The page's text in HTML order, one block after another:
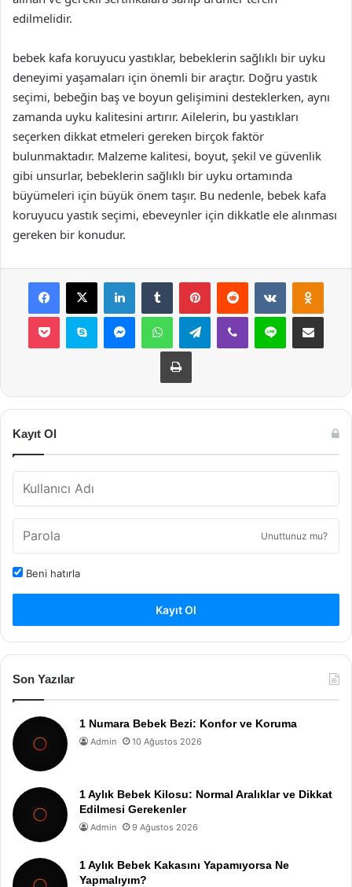
edilmelidir.
bebek kafa koruyucu yastıklar, bebeklerin sağlıklı bir uyku
deneyimi yaşamaları için önemli bir araçtır. Doğru yastık
seçimi, bebeğin baş ve boyun gelişimini desteklerken, aynı
zamanda uyku kalitesini artırır. Ailelerin, bu yastıkları
seçerken dikkat etmeleri gereken birçok faktör
bulunmaktadır. Malzeme kalitesi, boyut, şekil ve güvenlik
gibi unsurlar, bebeklerin sağlıklı bir uyku ortamında
büyümeleri için büyük önem taşır. Bu nedenle, bebek kafa
koruyucu yastık seçimi, ebeveynler için dikkatle ele alınması
gereken bir konudur.
Facebook
X LinkedInTumblr PinterestReddit VKontakte
Pocket Skype MessengerWhatsAppTelegramViber Line E-Posta ile
Yazdır
Kayıt Ol
Unuttunuz mu?
Beni hatırla
Kayıt Ol
Son Yazılar
1 Numara Bebek Bezi: Konfor ve Koruma
Admin 10 Ağustos 2026
1 Aylık Bebek Kilosu: Normal Aralıklar ve Dikkat
Edilmesi Gerekenler
Admin 9 Ağustos 2026
1 Aylık Bebek Kakasını Yapamıyorsa Ne
Yapmalıyım?